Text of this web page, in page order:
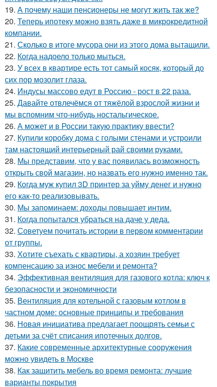
19. А почему наши пенсионеры не могут жить так же?
20. Теперь ипотеку можно взять даже в микрокредитной
компании.
21. Сколько в итоге мусора они из этого дома вытащили.
22. Когда надоело только мыться.
23. У всех в квартире есть тот самый косяк, который до
сих пор мозолит глаза.
24. Индусы массово едут в Россию - рост в 22 раза.
25. Давайте отвлечёмся от тяжёлой взрослой жизни и
мы вспомним что-нибудь ностальгическое.
26. А может и в России такую практику ввести?
27. Купили коробку дома с голыми стенами и устроили
там настоящий интерьерный рай своими руками.
28. Мы представим, что у вас появилась возможность
открыть свой магазин, но назвать его нужно именно так.
29. Когда муж купил 3D принтер за уйму денег и нужно
его как-то реализовывать.
30. Мы запоминаем: доходы повышает интим.
31. Когда попытался убраться на даче у деда.
32. Советуем почитать истории в первом комментарии
от группы.
33. Хотите съехать с квартиры, а хозяин требует
компенсацию за износ мебели и ремонта?
34. Эффективная вентиляция для газового котла: ключ к
безопасности и экономичности
35. Вентиляция для котельной с газовым котлом в
частном доме: основные принципы и требования
36. Новая инициатива предлагает поощрять семьи с
детьми за счёт списания ипотечных долгов.
37. Какие современные архитектурные сооружения
можно увидеть в Москве
38. Как защитить мебель во время ремонта: лучшие
варианты покрытия